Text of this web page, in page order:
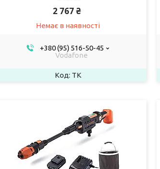
2 767 ₴
Немає в наявності
+380 (95) 516-50-45
Vodafone
TK